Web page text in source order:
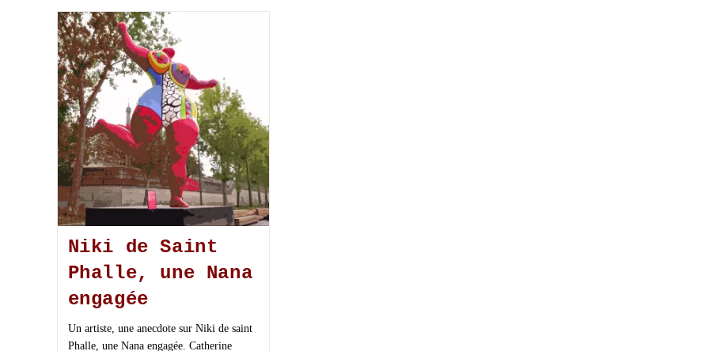
Niki de Saint
Phalle, une Nana
engagée
Un artiste, une anecdote sur Niki de saint
Phalle, une Nana engagée. Catherine